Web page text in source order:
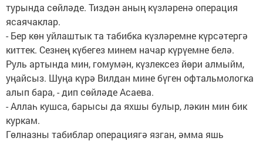
турында сөйләде. Тиздән аның күзләренә операция
ясаячаклар.
- Бер көн уйлаштык та табибка күзләремне күрсәтергә
киттек. Сезнең күбегез минем начар күрүемне белә.
Руль артында мин, гомумән, күзлексез йөри алмыйм,
уңайсыз. Шуңа күрә Вилдан мине бүген офтальмологка
алып бара, - дип сөйләде Асаева.
- Аллаһ кушса, барысы да яхшы булыр, ләкин мин бик
куркам.
Гөлназны табиблар операциягә язган, әмма яшь